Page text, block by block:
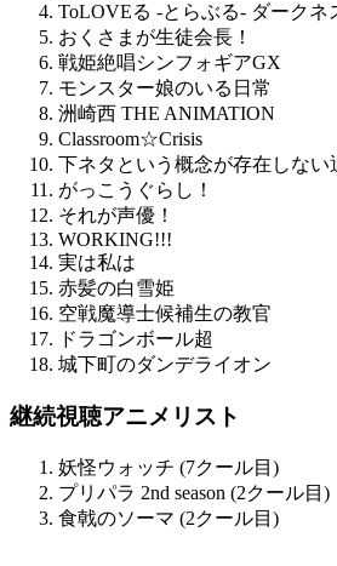
ToLOVEる -とらぶる- ダークネ
おくさまが生徒会長！
戦姫絶唱シンフォギアGX
モンスター娘のいる日常
洲崎西 THE ANIMATION
Classroom☆Crisis
下ネタという概念が存在しない
がっこうぐらし！
それが声優！
WORKING!!!
実は私は
赤髪の白雪姫
空戦魔導士候補生の教官
ドラゴンボール超
城下町のダンデライオン
継続視聴アニメリスト
妖怪ウォッチ (7クール目)
プリパラ 2nd season (2クール目)
食戟のソーマ (2クール目)